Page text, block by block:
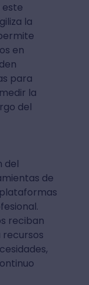
este
la
en
para
la
del
del
de
reciban